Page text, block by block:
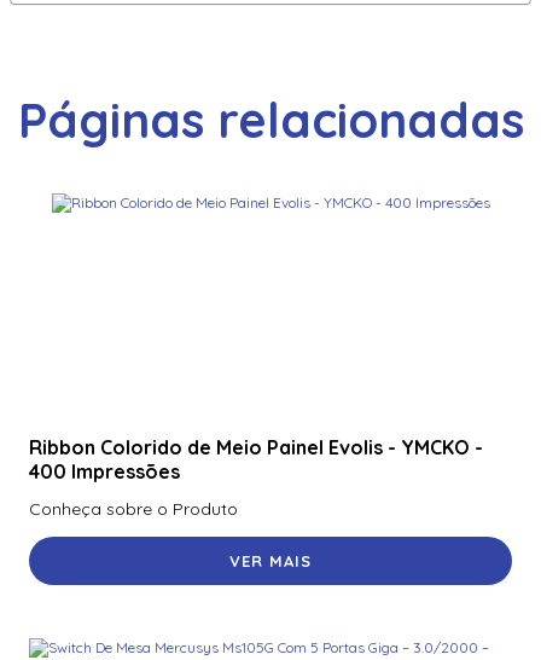
Páginas relacionadas
Ribbon Colorido de Meio Painel Evolis - YMCKO -
400 Impressões
Conheça sobre o Produto
VER MAIS